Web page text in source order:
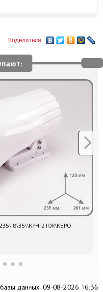
Поделиться
8\35\\KPH-210R\KEPO
данных: 09-08-2026 16:36